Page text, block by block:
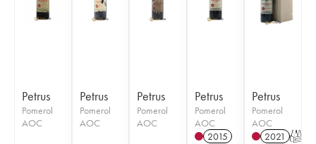
Petrus
Pomerol
AOC
Petrus
Pomerol
AOC
Petrus
Pomerol
AOC
Petrus
Pomerol
AOC
2015
Petrus
Pomerol
AOC
2021 T